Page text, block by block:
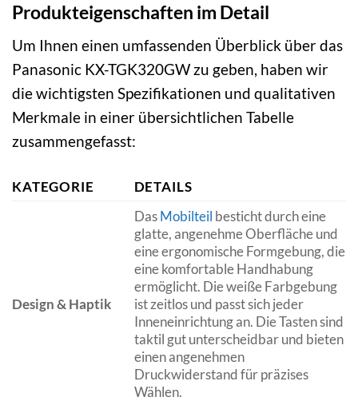
Produkteigenschaften im Detail
Um Ihnen einen umfassenden Überblick über das
Panasonic KX-TGK320GW zu geben, haben wir
die wichtigsten Spezifikationen und qualitativen
Merkmale in einer übersichtlichen Tabelle
zusammengefasst:
KATEGORIE DETAILS
Design & Haptik
DasMobilteil besticht durch eine
glatte, angenehme Oberfläche und
eine ergonomische Formgebung, die
eine komfortable Handhabung
ermöglicht. Die weiße Farbgebung
ist zeitlos und passt sich jeder
Inneneinrichtung an. Die Tasten sind
taktil gut unterscheidbar und bieten
einen angenehmen
Druckwiderstand für präzises
Wählen.